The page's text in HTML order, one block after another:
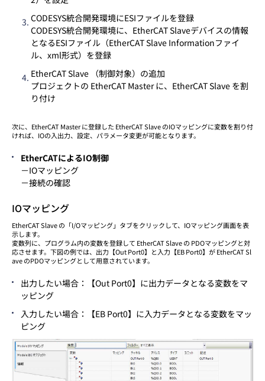
CODESYS統合開発環境にESIファイルを登録
CODESYS統合開発環境に、EtherCAT Slaveデバイスの情報
となるESIファイル（EtherCAT Slave Informationファイ
ル、xml形式）を登録
EtherCAT Slave （制御対象）の追加
プロジェクトの EtherCAT Master に、EtherCAT Slave を割
り付け
次に、EtherCAT Master に登録した EtherCAT Slave のIOマッピングに変数を割り付
ければ、IOの入出力、設定、パラメータ変更が可能となります。
EtherCATによるIO制御
－IOマッピング
－接続の確認
IOマッピング
EtherCAT Slave の「I/Oマッピング」タブをクリックして、IOマッピング画面を表
示します。
変数列に、プログラム内の変数を登録して EtherCAT Slave の PDOマッピングと対
応させます。下図の例では、出力【Out Port0】と入力【EB Port0】が EtherCAT Sl
ave のPDOマッピングとして用意されています。
出力したい場合：【Out Port0】に出力データとなる変数をマ
ッピング
入力したい場合：【EB Port0】に入力データとなる変数をマッ
ピング